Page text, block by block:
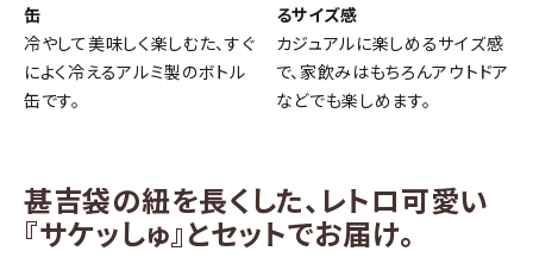
濃淡度
甘辛度
アルコール度数
缶
冷やして美味しく楽しむた、すぐ
によく冷えるアルミ製のボトル
缶です。
るサイズ感
カジュアルに楽しめるサイズ感
で、家飲みはもちろんアウトドア
などでも楽しめます。
甚吉袋の紐を長くした、レトロ可愛い
『サケッしゅ』とセットでお届け。